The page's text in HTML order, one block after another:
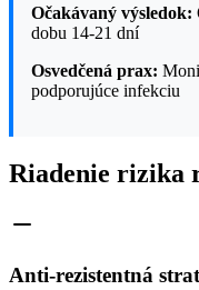
Očakávaný výsledok:
dobu 14-21 dní
Osvedčená prax:
podporujúce infekciu
Riadenie rizika
Anti-rezistentná